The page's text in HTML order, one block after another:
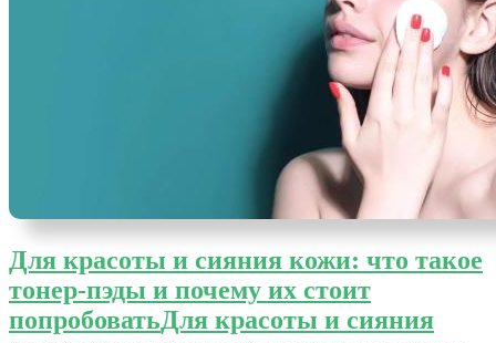
Для красоты и сияния кожи: что такое
тонер-пэды и почему их стоит
попробоватьДля красоты и сияния